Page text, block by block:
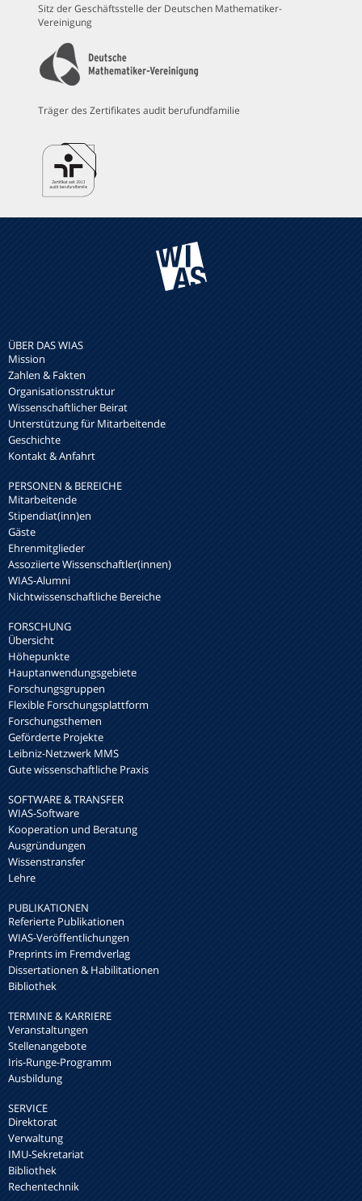
Sitz der Geschäftsstelle der Deutschen Mathematiker-
Vereinigung
Träger des Zertifikates audit berufundfamilie
ÜBER DAS WIAS
Mission
Zahlen & Fakten
Organisationsstruktur
Wissenschaftlicher Beirat
Unterstützung für Mitarbeitende
Geschichte
Kontakt & Anfahrt
PERSONEN & BEREICHE
Mitarbeitende
Stipendiat(inn)en
Gäste
Ehrenmitglieder
Assoziierte Wissenschaftler(innen)
WIAS-Alumni
Nichtwissenschaftliche Bereiche
FORSCHUNG
Übersicht
Höhepunkte
Hauptanwendungsgebiete
Forschungsgruppen
Flexible Forschungsplattform
Forschungsthemen
Geförderte Projekte
Leibniz-Netzwerk MMS
Gute wissenschaftliche Praxis
SOFTWARE & TRANSFER
WIAS-Software
Kooperation und Beratung
Ausgründungen
Wissenstransfer
Lehre
PUBLIKATIONEN
Referierte Publikationen
WIAS-Veröffentlichungen
Preprints im Fremdverlag
Dissertationen & Habilitationen
Bibliothek
TERMINE & KARRIERE
Veranstaltungen
Stellenangebote
Iris-Runge-Programm
Ausbildung
SERVICE
Direktorat
Verwaltung
IMU-Sekretariat
Bibliothek
Rechentechnik